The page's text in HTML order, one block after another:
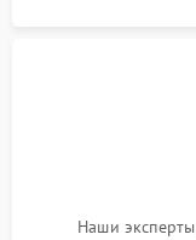
Наши